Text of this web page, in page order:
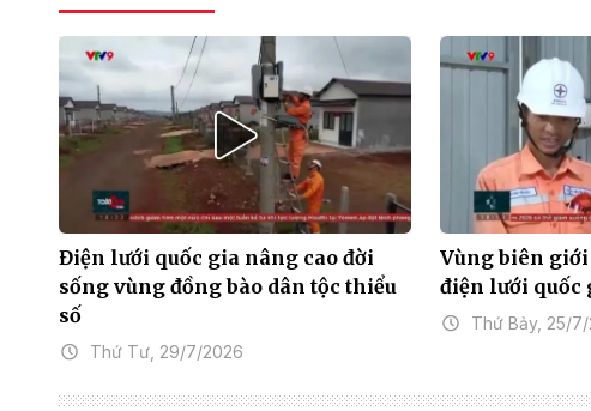
Điện lưới quốc gia nâng cao đời
sống vùng đồng bào dân tộc thiểu
số
Thứ Tư, 29/7/2026
Vùng biên
điện lưới quốc
Thứ Bảy, 25/